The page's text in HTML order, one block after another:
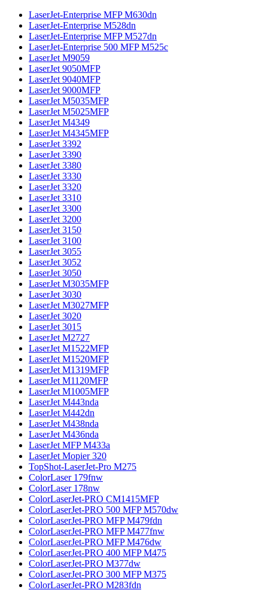
LaserJet-Enterprise MFP M630dn
LaserJet-Enterprise M528dn
LaserJet-Enterprise MFP M527dn
LaserJet-Enterprise 500 MFP M525c
LaserJet M9059
LaserJet 9050MFP
LaserJet 9040MFP
LaserJet 9000MFP
LaserJet M5035MFP
LaserJet M5025MFP
LaserJet M4349
LaserJet M4345MFP
LaserJet 3392
LaserJet 3390
LaserJet 3380
LaserJet 3330
LaserJet 3320
LaserJet 3310
LaserJet 3300
LaserJet 3200
LaserJet 3150
LaserJet 3100
LaserJet 3055
LaserJet 3052
LaserJet 3050
LaserJet M3035MFP
LaserJet 3030
LaserJet M3027MFP
LaserJet 3020
LaserJet 3015
LaserJet M2727
LaserJet M1522MFP
LaserJet M1520MFP
LaserJet M1319MFP
LaserJet M1120MFP
LaserJet M1005MFP
LaserJet M443nda
LaserJet M442dn
LaserJet M438nda
LaserJet M436nda
LaserJet MFP M433a
LaserJet Mopier 320
TopShot-LaserJet-Pro M275
ColorLaser 179fnw
ColorLaser 178nw
ColorLaserJet-PRO CM1415MFP
ColorLaserJet-PRO 500 MFP M570dw
ColorLaserJet-PRO MFP M479fdn
ColorLaserJet-PRO MFP M477fnw
ColorLaserJet-PRO MFP M476dw
ColorLaserJet-PRO 400 MFP M475
ColorLaserJet-PRO M377dw
ColorLaserJet-PRO 300 MFP M375
ColorLaserJet-PRO M283fdn